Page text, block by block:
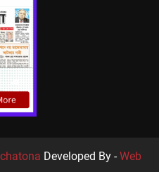
Developed By -Web